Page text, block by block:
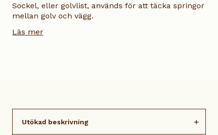
Sockel, eller golvlist, används för att täcka springor
mellan golv och vägg.
Läs mer
Utökad beskrivning